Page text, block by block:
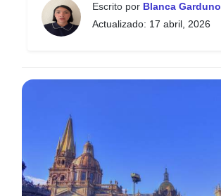
Escrito por Blanca Garduno
Actualizado: 17 abril, 2026